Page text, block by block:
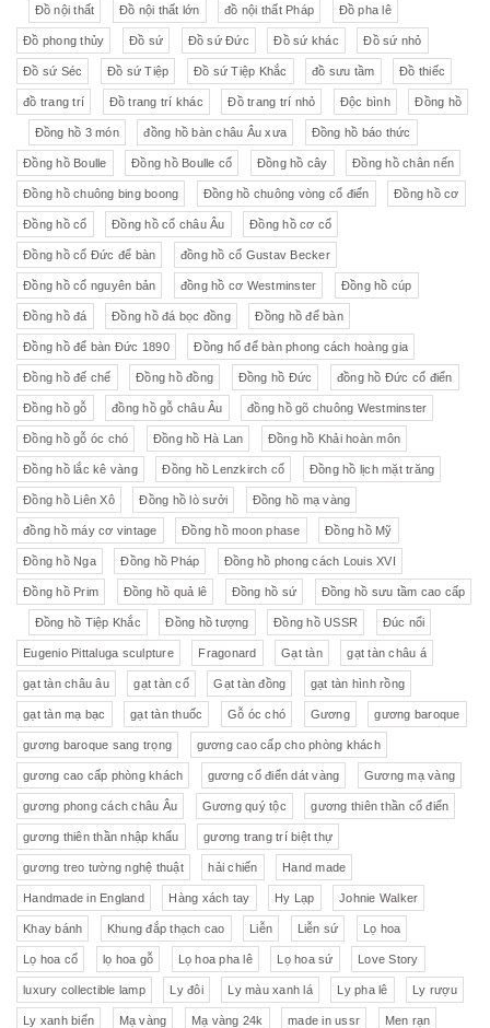
Đồ nội thất Đồ nội thất lớn đồ nội thất Pháp Đồ pha lê
Đồ phong thủy Đồ sứ Đồ sứ Đức Đồ sứ khác Đồ sứ nhỏ
Đồ sứ Séc Đồ sứ Tiệp Đồ sứ Tiệp Khắc đồ sưu tầm Đồ thiếc
đồ trang trí Đồ trang trí khác Đồ trang trí nhỏ Độc bình Đồng hồ
Đồng hồ 3 món đồng hồ bàn châu Âu xưa Đồng hồ báo thức
Đồng hồ Boulle Đồng hồ Boulle cổ Đồng hồ cây Đồng hồ chân nến
Đồng hồ chuông bing boong Đồng hồ chuông vòng cổ điển Đồng hồ cơ
Đồng hồ cổ Đồng hồ cổ châu Âu Đồng hồ cơ cổ
Đồng hồ cổ Đức để bàn đồng hồ cổ Gustav Becker
Đồng hồ cổ nguyên bản đồng hồ cơ Westminster Đồng hồ cúp
Đồng hồ đá Đồng hồ đá bọc đồng Đồng hồ để bàn
Đồng hồ để bàn Đức 1890 Đồng hổ để bàn phong cách hoàng gia
Đồng hồ đế chế Đồng hồ đồng Đồng hồ Đức đồng hồ Đức cổ điển
Đồng hồ gỗ đồng hồ gỗ châu Âu đồng hồ gõ chuông Westminster
Đồng hồ gỗ óc chó Đồng hồ Hà Lan Đồng hồ Khải hoàn môn
Đồng hồ lắc kê vàng Đồng hồ Lenzkirch cổ Đồng hồ lịch mặt trăng
Đồng hồ Liên Xô Đồng hồ lò sưởi Đồng hồ mạ vàng
đồng hồ máy cơ vintage Đồng hồ moon phase Đồng hồ Mỹ
Đồng hồ Nga Đồng hồ Pháp Đồng hồ phong cách Louis XVI
Đồng hồ Prim Đồng hồ quả lê Đồng hồ sứ Đồng hồ sưu tầm cao cấp
Đồng hồ Tiệp Khắc Đồng hồ tượng Đồng hồ USSR Đúc nổi
Eugenio Pittaluga sculpture Fragonard Gạt tàn gạt tàn châu á
gạt tàn châu âu gạt tàn cổ Gạt tàn đồng gạt tàn hình rồng
gạt tàn mạ bạc gạt tàn thuốc Gỗ óc chó Gương gương baroque
gương baroque sang trọng gương cao cấp cho phòng khách
gương cao cấp phòng khách gương cổ điển dát vàng Gương mạ vàng
gương phong cách châu Âu Gương quý tộc gương thiên thần cổ điển
gương thiên thần nhập khẩu gương trang trí biệt thự
gương treo tường nghệ thuật hải chiến Hand made
Handmade in England Hàng xách tay Hy Lạp Johnie Walker
Khay bánh Khung đắp thạch cao Liễn Liễn sứ Lọ hoa
Lọ hoa cổ lọ hoa gỗ Lọ hoa pha lê Lọ hoa sứ Love Story
luxury collectible lamp Ly đôi Ly màu xanh lá Ly pha lê Ly rượu
Ly xanh biển Mạ vàng Mạ vàng 24k made in ussr Men rạn